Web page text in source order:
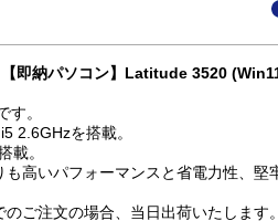
即納パソコン】Latitude 3520
す。
2.6GHzを搭載。
載。
高いパフォーマンスと省電力性、堅
ご注文の場合、当日出荷いたしま